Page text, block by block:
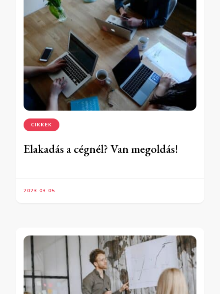
CIKKEK
Elakadás a cégnél? Van megoldás!
2023.03.05.